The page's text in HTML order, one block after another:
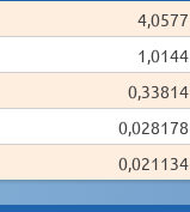
4,0577
1,0144
0,33814
0,028178
0,021134